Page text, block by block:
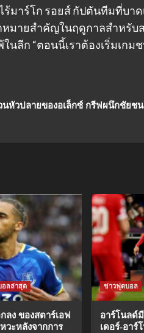
มาร์โก รอยส์ กัปตันทีมที่บา
หมายสําคัญในฤดูกาลสําหรั
นลีก “ตอนนี้เราต้องเริ่มเกม
หัวปลายของอเล็กซ์ กรีฟผนึกชัยช
อลล่าสุด
ลง ของสตาร์เอฟ
วะหลังจากการ
ข่าวฟุตบอล
อาร์โนลด์
เดอร์-อาร์